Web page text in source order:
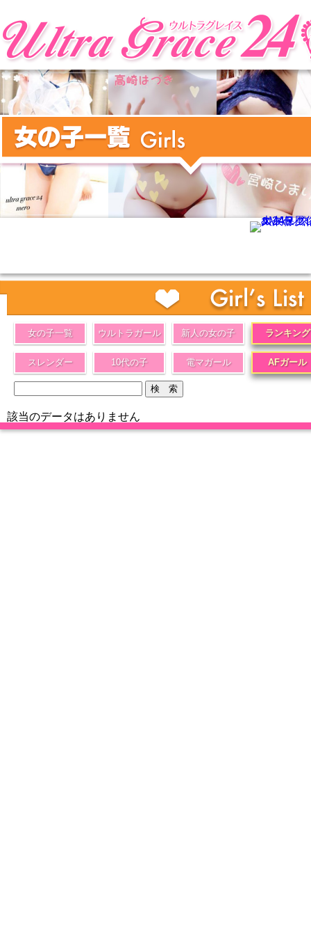
女の子一覧 ウルトラガール 新人の女の子 ランキング
スレンダー 10代の子 電マガール AFガール
該当のデータはありません